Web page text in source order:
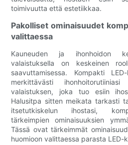
toimivuutta että estetiikkaa.
Pakolliset ominaisuudet
valittaessa
Kauneuden ja ihonhoidon
valaistuksella on keskeinen
saavuttamisessa. Kompakti
merkittävästi
valaistuksen, joka tuo esiin
Halusitpa sitten meikata tarkasti
itsetutkiskelun ihostasi,
tärkeimpien ominaisuuksien
Tässä ovat tärkeimmät
huomioon valittaessa parasta LED-